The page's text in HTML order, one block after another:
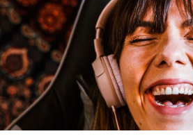
Centrum pomocy
Informacje i dokumenty
O nas